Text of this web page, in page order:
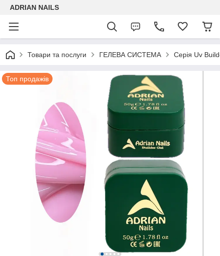
ADRIAN NAILS
Товари та послуги ГЕЛЕВА СИСТЕМА Серія Uv
Топ продажів